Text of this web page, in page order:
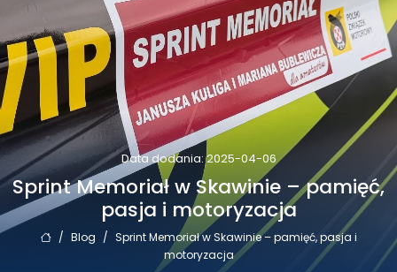
Data dodania: 2025-04-06
Sprint Memoriał w Skawinie – pamięć,
pasja i motoryzacja
/ Blog / Sprint Memoriał w Skawinie – pamięć, pasja i
motoryzacja